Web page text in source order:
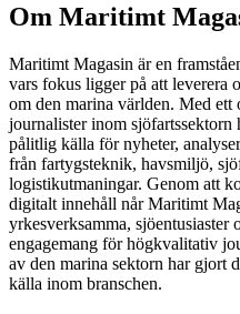
Om Maritimt
Maritimt Magasin är en
vars fokus ligger på att leverera
om den marina världen. Med ett
journalister inom sjöfartssektorn
pålitlig källa för nyheter,
från fartygsteknik, havsmiljö,
logistikutmaningar. Genom att
digitalt innehåll når Maritimt
yrkesverksamma, sjöentusiaster
engagemang för högkvalitativ
av den marina sektorn har gjort
källa inom branschen.